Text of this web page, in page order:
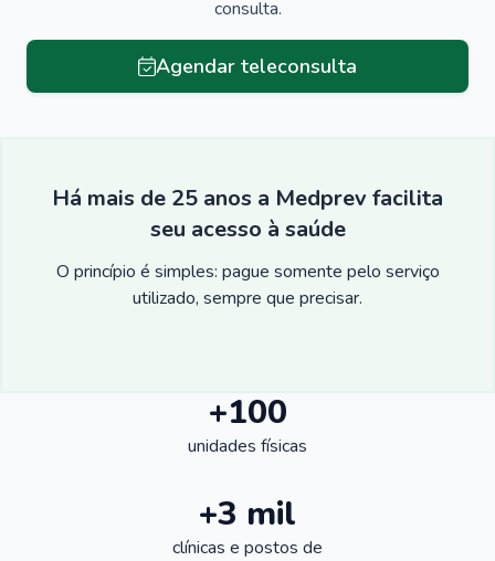
consulta.
Agendar teleconsulta
Há mais de 25 anos a Medprev facilita
seu acesso à saúde
O princípio é simples: pague somente pelo serviço
utilizado, sempre que precisar.
+100
unidades físicas
+3 mil
clínicas e postos de